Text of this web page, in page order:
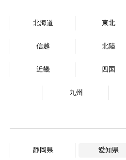
北海道 東北
信越 北陸
近畿 四国
九州
静岡県 愛知県